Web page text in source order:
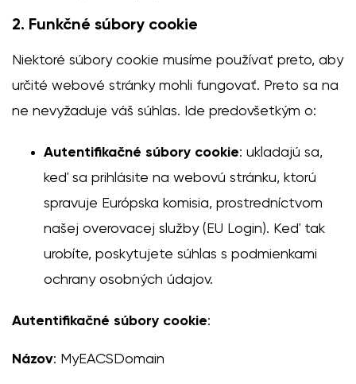
2. Funkčné súbory cookie
Niektoré súbory cookie musíme používať preto, aby
určité webové stránky mohli fungovať. Preto sa na
ne nevyžaduje váš súhlas. Ide predovšetkým o:
Autentifikačné súbory cookie: ukladajú sa,
keď sa prihlásite na webovú stránku, ktorú
spravuje Európska komisia, prostredníctvom
našej overovacej služby (EU Login). Keď tak
urobíte, poskytujete súhlas s podmienkami
ochrany osobných údajov.
Autentifikačné súbory cookie:
Názov: MyEACSDomain